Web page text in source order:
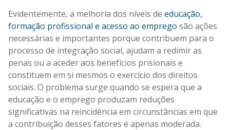
Evidentemente, a melhoria dos níveis de educação,
formação profissional e acesso ao emprego são ações
necessárias e importantes porque contribuem para o
processo de integração social, ajudam a redimir as
penas ou a aceder aos benefícios prisionais e
constituem em si mesmos o exercício dos direitos
sociais. O problema surge quando se espera que a
educação e o emprego produzam reduções
significativas na reincidência em circunstâncias em que
a contribuição desses fatores é apenas moderada.